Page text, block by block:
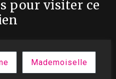
pour visiter ce
Mademoiselle